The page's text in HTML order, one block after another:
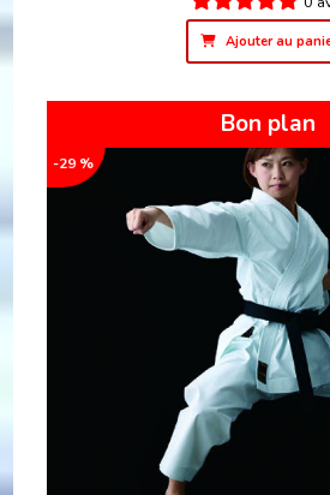
Ajouter au
Bon plan
-29 %